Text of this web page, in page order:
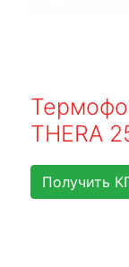
THERA
Получить